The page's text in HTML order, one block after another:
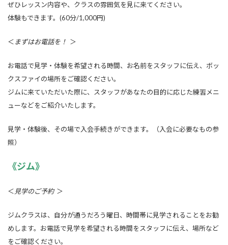
ぜひレッスン内容や、クラスの雰囲気を見に来てください。
体験もできます。(60分/1,000円)
＜まずはお電話を！ ＞
お電話で見学・体験を希望される時間、お名前をスタッフに伝え、ボッ
クスファイの場所をご確認ください。
ジムに来ていただいた際に、スタッフがあなたの目的に応じた練習メニ
ューなどをご紹介いたします。
見学・体験後、その場で入会手続きができます。（入会に必要なもの参
照）
《ジム》
＜ 見学のご予約 ＞
ジムクラスは、自分が通うだろう曜日、時間帯に見学されることをお勧
めします。お電話で見学を希望される時間をスタッフに伝え、場所など
をご確認ください。